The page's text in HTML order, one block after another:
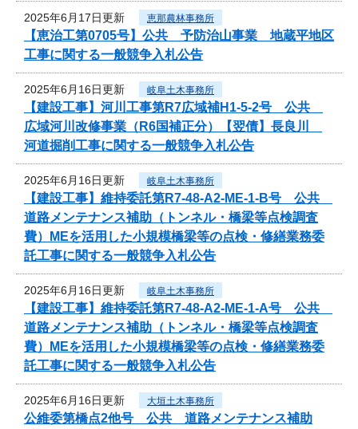
2025年6月17日更新 恵那農林事務所
【恵治工第0705号】公共 予防治山事業 地蔵平地区
工事に関する一般競争入札公告
2025年6月16日更新 岐阜土木事務所
【建設工事】河川工事第R7広域補H1-5-2号 公共
広域河川改修事業（R6国補正分）【翌債】長良川
河道掘削工事に関する一般競争入札公告
2025年6月16日更新 岐阜土木事務所
【建設工事】維持委託第R7-48-A2-ME-1-B号 公共
道路メンテナンス補助（トンネル・橋梁等点検調査
費）MEを活用した小規模橋梁等の点検・修繕業務委
託工事に関する一般競争入札公告
2025年6月16日更新 岐阜土木事務所
【建設工事】維持委託第R7-48-A2-ME-1-A号 公共
道路メンテナンス補助（トンネル・橋梁等点検調査
費）MEを活用した小規模橋梁等の点検・修繕業務委
託工事に関する一般競争入札公告
2025年6月16日更新 大垣土木事務所
公維委第橋点2他号 公共 道路メンテナンス補助